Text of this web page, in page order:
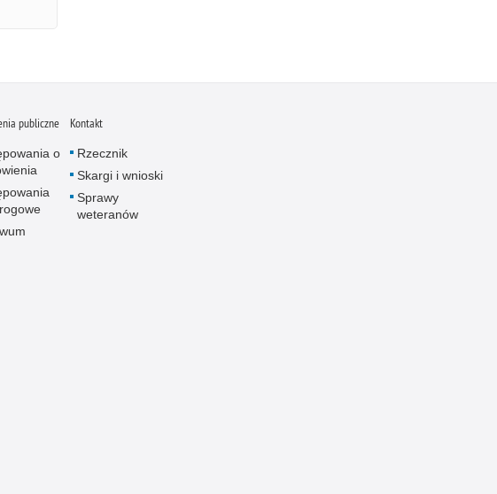
Ofiarni i odważni
Opinia publiczna
Oszustwa
Pedofilia, pornografia dziecięca
publiczne
o
Kontakt
Rzecznik
Skargi i wnioski
Sprawy
weteranów